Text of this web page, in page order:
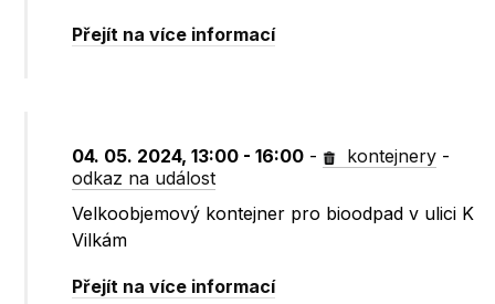
Přejít na více informací
04. 05. 2024, 13:00 - 16:00 - kontejnery -
odkaz na událost
Velkoobjemový kontejner pro bioodpad v ulici K
Vilkám
Přejít na více informací